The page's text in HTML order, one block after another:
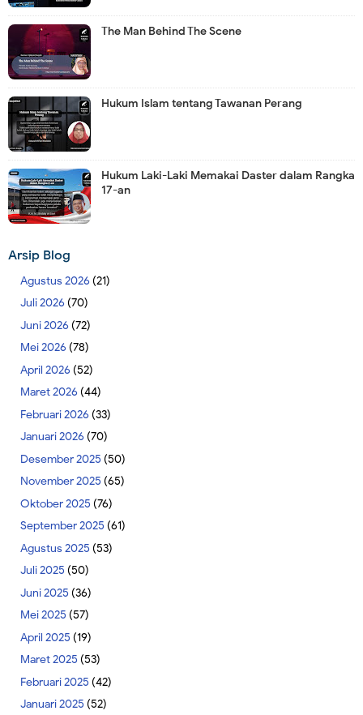
The Man Behind The Scene
Hukum Islam tentang Tawanan Perang
Hukum Laki-Laki Memakai Daster dalam Rangka
17-an
Arsip Blog
Agustus 2026 (21)
Juli 2026 (70)
Juni 2026 (72)
Mei 2026 (78)
April 2026 (52)
Maret 2026 (44)
Februari 2026 (33)
Januari 2026 (70)
Desember 2025 (50)
November 2025 (65)
Oktober 2025 (76)
September 2025 (61)
Agustus 2025 (53)
Juli 2025 (50)
Juni 2025 (36)
Mei 2025 (57)
April 2025 (19)
Maret 2025 (53)
Februari 2025 (42)
Januari 2025 (52)